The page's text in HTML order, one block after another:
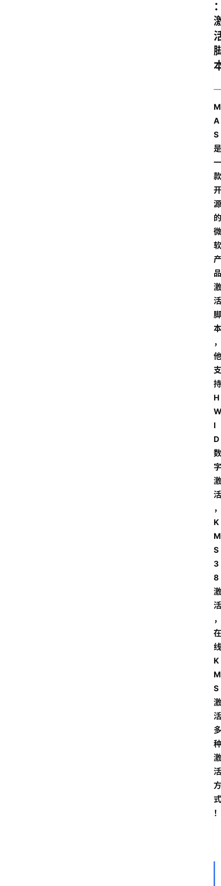
M
A
S
是
一
款
开
源
的
微
软
产
品
激
活
脚
本
，
他
支
持
H
I
D
数
字
激
活
，
K
M
S
3
8
激
活
，
在
线
K
M
S
激
活
多
种
激
活
方
式
！